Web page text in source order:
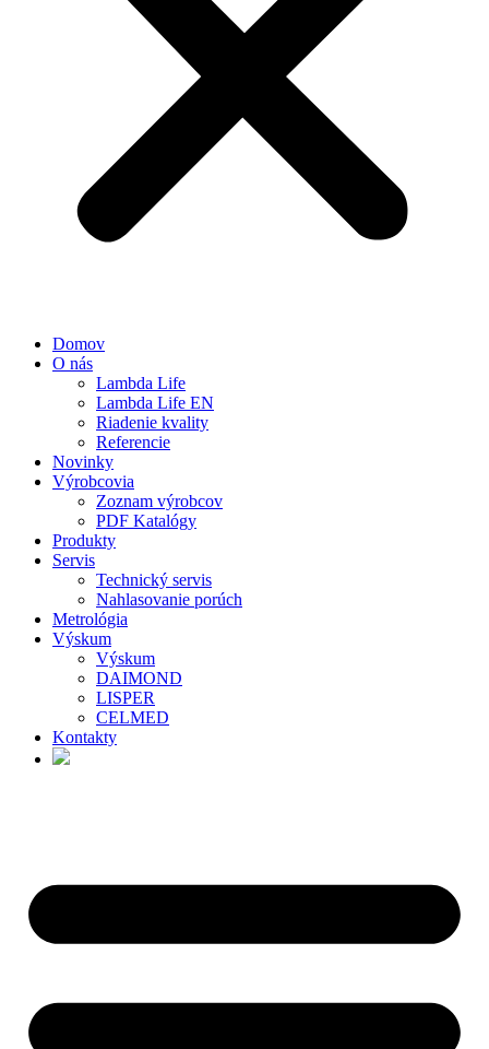
Domov
O nás
Lambda Life
Lambda Life EN
Riadenie kvality
Referencie
Novinky
Výrobcovia
Zoznam výrobcov
PDF Katalógy
Produkty
Servis
Technický servis
Nahlasovanie porúch
Metrológia
Výskum
Výskum
DAIMOND
LISPER
CELMED
Kontakty